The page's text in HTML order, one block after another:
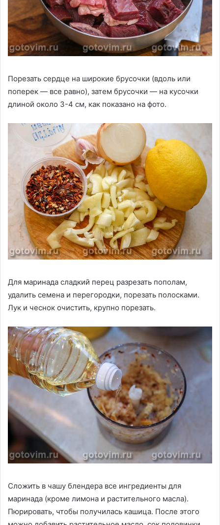
Порезать сердце на широкие брусочки (вдоль или
поперек — все равно), затем брусочки — на кусочки
длиной около 3-4 см, как показано на фото.
Для маринада сладкий перец разрезать пополам,
удалить семена и перегородки, порезать полосками.
Лук и чеснок очистить, крупно порезать.
Сложить в чашу блендера все ингредиенты для
маринада (кроме лимона и растительного масла).
Пюрировать, чтобы получилась кашица. После этого